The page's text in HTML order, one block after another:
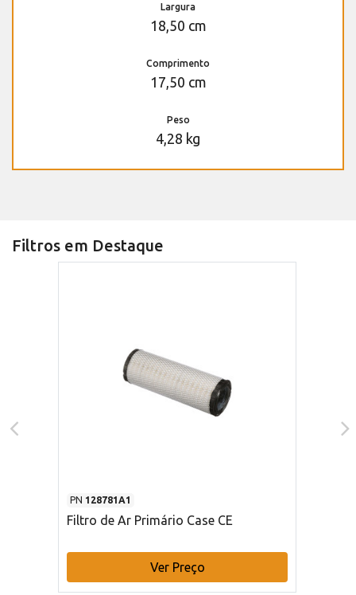
Largura
18,50 cm
Comprimento
17,50 cm
Peso
4,28 kg
Filtros em Destaque
PN 128781A1
Filtro de Ar Primário Case CE
Ver Preço